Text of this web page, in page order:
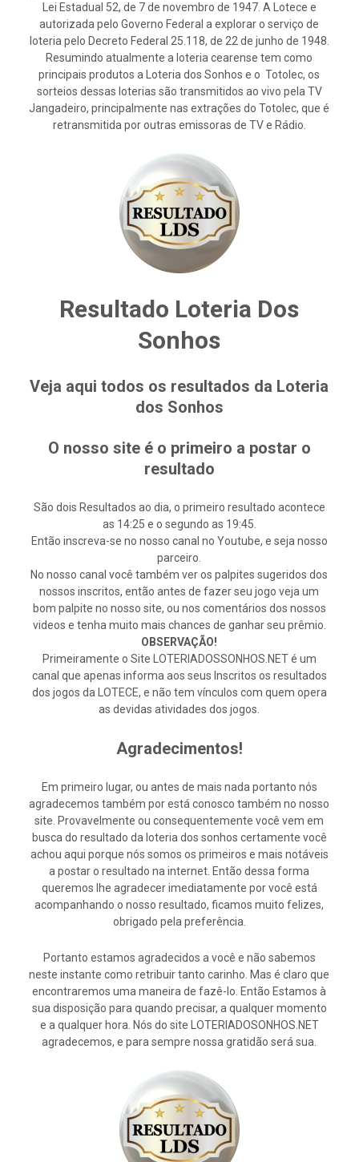
Lei Estadual 52, de 7 de novembro de 1947. A Lotece e
autorizada pelo Governo Federal a explorar o serviço de
loteria pelo Decreto Federal 25.118, de 22 de junho de 1948.
Resumindo atualmente a loteria cearense tem como
principais produtos a Loteria dos Sonhos e o Totolec, os
sorteios dessas loterias são transmitidos ao vivo pela TV
Jangadeiro, principalmente nas extrações do Totolec, que é
retransmitida por outras emissoras de TV e Rádio.
Resultado Loteria Dos
Sonhos
Veja aqui todos os resultados da Loteria
dos Sonhos
O nosso site é o primeiro a postar o
resultado
São dois Resultados ao dia, o primeiro resultado acontece
as 14:25 e o segundo as 19:45.
Então inscreva-se no nosso canal no Youtube, e seja nosso
parceiro.
No nosso canal você também ver os palpites sugeridos dos
nossos inscritos, então antes de fazer seu jogo veja um
bom palpite no nosso site, ou nos comentários dos nossos
videos e tenha muito mais chances de ganhar seu prêmio.
OBSERVAÇÃO!
Primeiramente o Site LOTERIADOSSONHOS.NET é um
canal que apenas informa aos seus Inscritos os resultados
dos jogos da LOTECE, e não tem vínculos com quem opera
as devidas atividades dos jogos.
Agradecimentos!
Em primeiro lugar, ou antes de mais nada portanto nós
agradecemos também por está conosco também no nosso
site. Provavelmente ou consequentemente você vem em
busca do resultado da loteria dos sonhos certamente você
achou aqui porque nós somos os primeiros e mais notáveis
a postar o resultado na internet. Então dessa forma
queremos lhe agradecer imediatamente por você está
acompanhando o nosso resultado, ficamos muito felizes,
obrigado pela preferência.
Portanto estamos agradecidos a você e não sabemos
neste instante como retribuir tanto carinho. Mas é claro que
encontraremos uma maneira de fazê-lo. Então Estamos à
sua disposição para quando precisar, a qualquer momento
e a qualquer hora. Nós do site LOTERIADOSONHOS.NET
agradecemos, e para sempre nossa gratidão será sua.